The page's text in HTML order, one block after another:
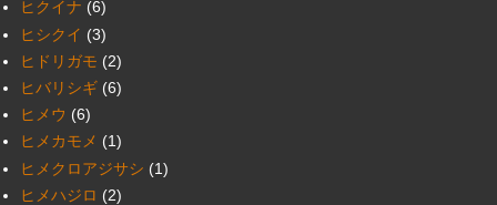
ヒクイナ (6)
ヒシクイ (3)
ヒドリガモ (2)
ヒバリシギ (6)
ヒメウ (6)
ヒメカモメ (1)
ヒメクロアジサシ (1)
ヒメハジロ (2)